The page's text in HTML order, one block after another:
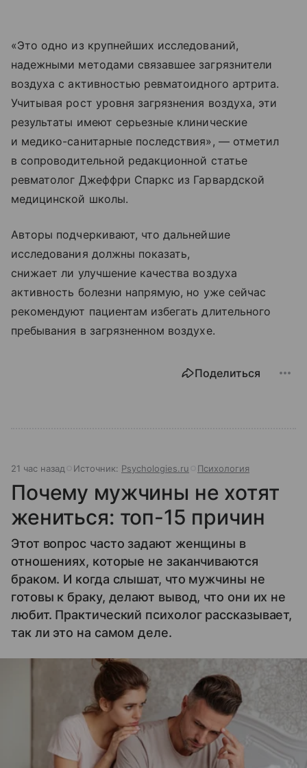
«Это одно из крупнейших исследований,
надежными методами связавшее загрязнители
воздуха с активностью ревматоидного артрита.
Учитывая рост уровня загрязнения воздуха, эти
результаты имеют серьезные клинические
и медико-санитарные последствия», — отметил
в сопроводительной редакционной статье
ревматолог Джеффри Спаркс из Гарвардской
медицинской школы.
Авторы подчеркивают, что дальнейшие
исследования должны показать,
снижает ли улучшение качества воздуха
активность болезни напрямую, но уже сейчас
рекомендуют пациентам избегать длительного
пребывания в загрязненном воздухе.
Поделиться
21 час назад Источник: Psychologies.ru Психология
Почему мужчины не хотят
жениться: топ-15 причин
Этот вопрос часто задают женщины в
отношениях, которые не заканчиваются
браком. И когда слышат, что мужчины не
готовы к браку, делают вывод, что они их не
любит. Практический психолог рассказывает,
так ли это на самом деле.